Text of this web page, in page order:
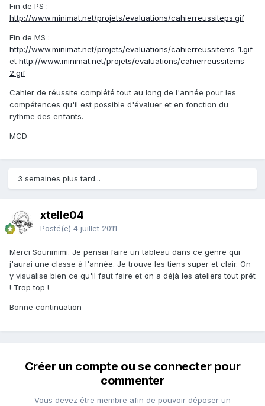
Fin de PS :
http://www.minimat.net/projets/evaluations/cahierreussiteps.gif
Fin de MS :
http://www.minimat.net/projets/evaluations/cahierreussitems-1.gif
et http://www.minimat.net/projets/evaluations/cahierreussitems-
2.gif
Cahier de réussite complété tout au long de l'année pour les
compétences qu'il est possible d'évaluer et en fonction du
rythme des enfants.
MCD
3 semaines plus tard...
xtelle04
Posté(e) 4 juillet 2011
Merci Sourimimi. Je pensai faire un tableau dans ce genre qui
j'aurai une classe à l'année. Je trouve les tiens super et clair. On
y visualise bien ce qu'il faut faire et on a déjà les ateliers tout prêt
! Trop top !
Bonne continuation
Créer un compte ou se connecter pour
commenter
Vous devez être membre afin de pouvoir déposer un